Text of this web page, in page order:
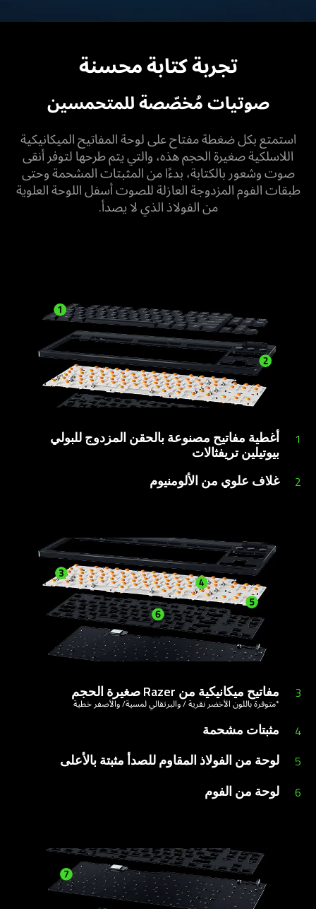
تجربة كتابة محسنة
صوتيات مُخصّصة للمتحمسين
استمتع بكل ضغطة مفتاح على لوحة المفاتيح الميكانيكية
اللاسلكية صغيرة الحجم هذه، والتي يتم طرحها لتوفر أنقى
صوت وشعور بالكتابة، بدءًا من المثبتات المشحمة وحتى
طبقات الفوم المزدوجة العازلة للصوت أسفل اللوحة العلوية
من الفولاذ الذي لا يصدأ.
1 أغطية مفاتيح مصنوعة بالحقن المزدوج للبولي
بيوتيلين تريفثالات
2 غلاف علوي من الألومنيوم
3 مفاتيح ميكانيكية من Razer صغيرة الحجم
*متوفرة باللون الأخضر نقرية / والبرتقالي لمسية/ والأصفر خطية
4 مثبتات مشحمة
5 لوحة من الفولاذ المقاوم للصدأ مثبتة بالأعلى
6 لوحة من الفوم